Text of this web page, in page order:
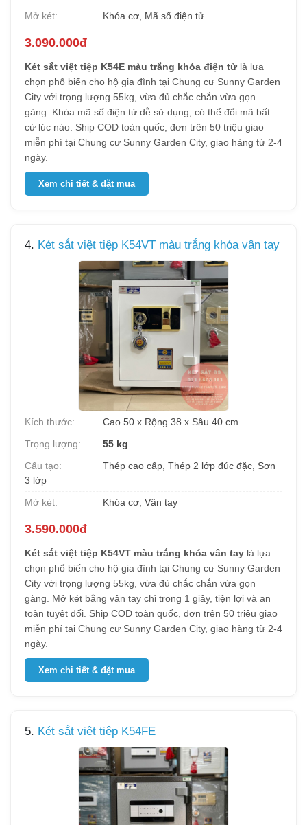
Mở két: Khóa cơ, Mã số điện tử
3.090.000đ
Két sắt việt tiệp K54E màu trắng khóa điện tửlà lựa
chọn phổ biến cho hộ gia đình tại Chung cư Sunny Garden
City với trọng lượng 55kg, vừa đủ chắc chắn vừa gọn
gàng. Khóa mã số điện tử dễ sử dụng, có thể đổi mã bất
cứ lúc nào. Ship COD toàn quốc, đơn trên 50 triệu giao
miễn phí tại Chung cư Sunny Garden City, giao hàng từ 2-4
ngày.
Xem chi tiết & đặt mua
4. Két sắt việt tiệp K54VT màu trắng khóa vân tay
Kích thước:
Cao 50 x Rộng 38 x Sâu 40 cm
Trọng lượng:
55 kg
Cấu tạo:
Thép cao cấp, Thép 2 lớp đúc đặc, Sơn
3 lớp
Mở két:
Khóa cơ, Vân tay
3.590.000đ
Két sắt việt tiệp K54VT màu trắng khóa vân tay là lựa
chọn phổ biến cho hộ gia đình tại Chung cư Sunny Garden
City với trọng lượng 55kg, vừa đủ chắc chắn vừa gọn
gàng. Mở két bằng vân tay chỉ trong 1 giây, tiện lợi và an
toàn tuyệt đối. Ship COD toàn quốc, đơn trên 50 triệu giao
miễn phí tại Chung cư Sunny Garden City, giao hàng từ 2-4
ngày.
Xem chi tiết & đặt mua
5. Két sắt việt tiệp K54FE